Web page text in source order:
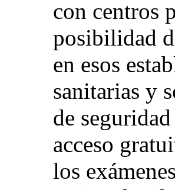
con centros
posibilidad
en esos
sanitarias y
de
acceso
los